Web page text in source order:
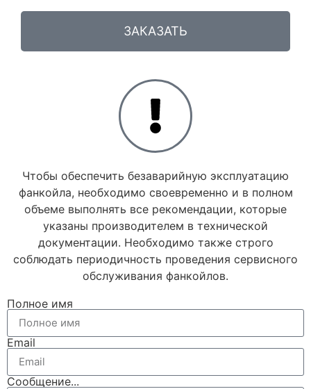
ЗАКАЗАТЬ
Чтобы обеспечить безаварийную эксплуатацию
фанкойла, необходимо своевременно и в полном
объеме выполнять все рекомендации, которые
указаны производителем в технической
документации. Необходимо также строго
соблюдать периодичность проведения сервисного
обслуживания фанкойлов.
Полное имя
Email
Сообщение...